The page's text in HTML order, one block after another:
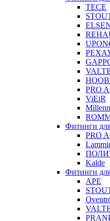
TECE
PRO
ViEiR
Фитинги
PRO
Kalde
Фитинги
APE